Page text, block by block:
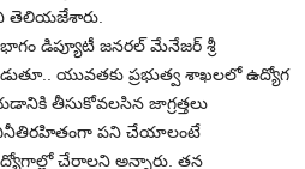
తెలియజేశారు.
డిప్యూటీ జనరల్ మేనేజర్ శ్రీ
యువతకు ప్రభుత్వ శాఖలలో ఉద్యోగ
తీసుకోవలసిన జాగ్రత్తలు
అవినీతిరహితంగా పని చేయాలంటే
చేరాలని అన్నారు. తన